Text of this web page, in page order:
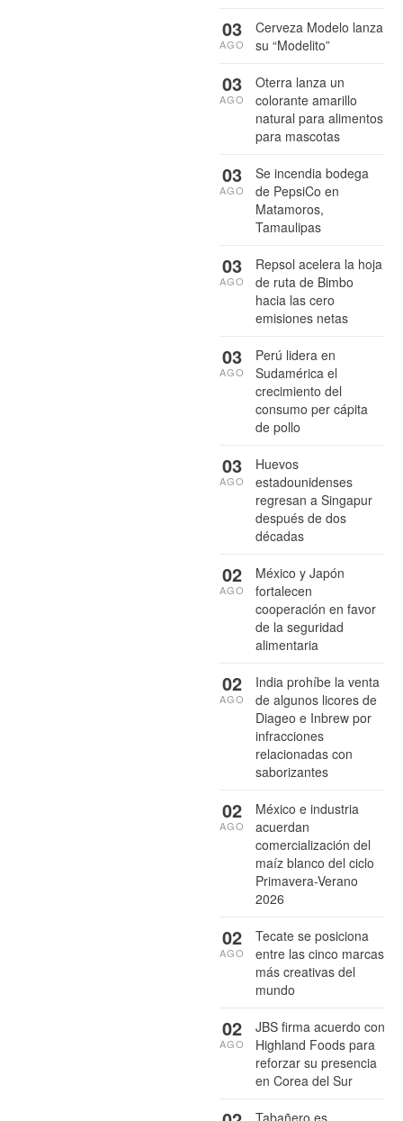
Cerveza Modelo lanza
su “Modelito”
03
AGO
Oterra lanza un
colorante amarillo
natural para alimentos
para mascotas
03
AGO
Se incendia bodega
de PepsiCo en
Matamoros,
Tamaulipas
03
AGO
Repsol acelera la hoja
de ruta de Bimbo
hacia las cero
emisiones netas
03
AGO
Perú lidera en
Sudamérica el
crecimiento del
consumo per cápita
de pollo
03
AGO
Huevos
estadounidenses
regresan a Singapur
después de dos
décadas
03
AGO
México y Japón
fortalecen
cooperación en favor
de la seguridad
alimentaria
02
AGO
India prohíbe la venta
de algunos licores de
Diageo e Inbrew por
infracciones
relacionadas con
saborizantes
02
AGO
México e industria
acuerdan
comercialización del
maíz blanco del ciclo
Primavera-Verano
2026
02
AGO
Tecate se posiciona
entre las cinco marcas
más creativas del
mundo
02
AGO
JBS firma acuerdo con
Highland Foods para
reforzar su presencia
en Corea del Sur
02
AGO
Tabañero es